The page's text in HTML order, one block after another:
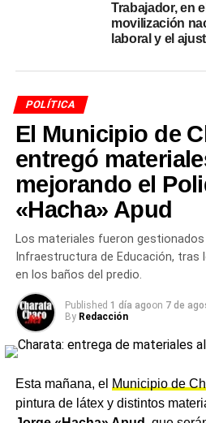
Desde una mirada más política,
que este tipo de medidas
los servicios públicos y del
La defensa de la
matices dentro del
Ritondo defendió la reforma
Gobierno al señalar que busca
trabajo y adaptarlo a las nuevas
No obstante, aclaró que su
iniciativa con modificaciones
generan controversia.
Entre los puntos que mencionó
necesidad de mejorar las
reducir la litigiosidad laboral y
para que los trabajadores elijan
salarios.
Trabajador, en
movilización
laboral y el
POLÍTICA
El Municipio de
entregó
mejorando el
«Hacha» Apud
Los materiales fueron
Infraestructura de Educación, tras
en los baños del predio.
Published 1 día agoon 7 de
By Redacción
Esta mañana, el Municipio de
pintura de látex y distintos